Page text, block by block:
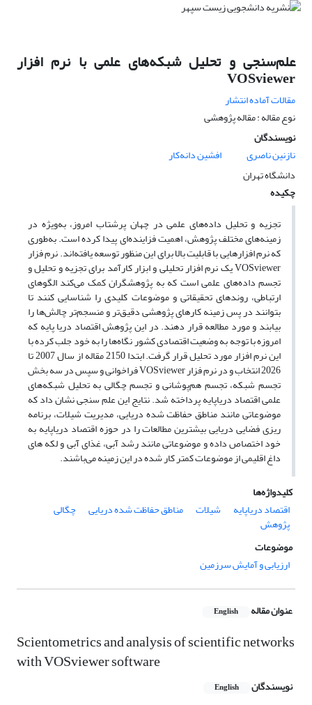
علم‌سنجی و تحلیل شبکه‌های علمی با نرم افزار
VOSviewer
مقالات آماده انتشار
نوع مقاله : مقاله پژوهشی
نویسندگان
نازنین ناصری
افشین دانه‌کار
دانشگاه تهران
چکیده
تجزیه و تحلیل داده‌های علمی در چهان پرشتاب امروز، به‌ویژه در
زمینه‌های مختلف پژوهش، اهمیت فزاینده‌ای پیدا کرده است. به‌طوری
که نرم افزارهایی با قابلیت بالا برای این منظور توسعه یافته‌اند. نرم فزار
VOSviewer یک نرم افزار تحلیلی و ابزار کارآمد برای تجزیه‌ و تحلیل و
تجسم داده‌های علمی است که به پژوهشگران کمک می‌کند الگوهای
ارتباطی، روندهای تحقیقاتی و موضوعات کلیدی را شناسایی کنند تا
بتوانند در پس زمینه کارهای پژوهشی دقیق‌تر و منسجم‌تر چالش‌ها را
بیابند و مورد مطالعه قرار دهند. در این پژوهش اقتصاد دریا پایه که
امروزه با توجه به وضعیت اقتصادی کشور نگاه‌ها را به خود جلب کرده با
این نرم افزار مورد تحلیل قرار گرفت. ابتدا 2150 مقاله از سال 2007 تا
2026 انتخاب و در نرم فزار VOSviewer فراخوانی و سپس در سه بخش
تجسم شبکه، تجسم هم‌پوشانی و تجسم چگالی به تحلیل شبکه‌های
علمی اقتصاد دریاپایه پرداخته شد. نتایج این علم سنجی نشان داد که
موضوعاتی مانند مناطق حفاظت شده دریایی، مدیریت شیلات، برنامه
ریزی فضایی دریایی بیشترین مطالعات را در حوزه اقتصاد دریاپایه به
خود اختصاص داده و موضوعاتی مانند رشد آبی، غذای آبی و لکه های
داغ اقلیمی از موضوعات کمتر کار شده در این زمینه می‌باشند.
کلیدواژه‌ها
اقتصاد دریاپایه
شیلات مناطق حفاظت شده دریایی چگالی
پژوهش
موضوعات
ارزیابی و آمایش سرزمین
عنوان مقاله English
Scientometrics and analysis of scientific networks
with VOSviewer software
نویسندگان English